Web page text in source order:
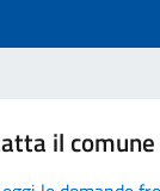
il comune